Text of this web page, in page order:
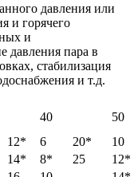
давления или
и горячего
и
давления пара в
стабилизация
и т.д.
40 50
12* 6 20*
10
14* 8* 25
12*